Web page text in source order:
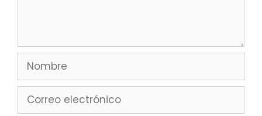
Nombre
Correo
electrónico